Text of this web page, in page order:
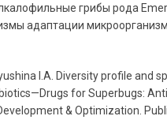
грибы рода
адаптации
I.A. Diversity profile
for Superbugs:
& Optimization.